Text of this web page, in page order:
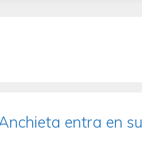
entra en su